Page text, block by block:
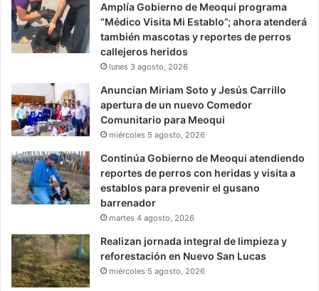
Amplía Gobierno de Meoqui programa
“Médico Visita Mi Establo”; ahora atenderá
también mascotas y reportes de perros
callejeros heridos
lunes 3 agosto, 2026
Anuncian Miriam Soto y Jesús Carrillo
apertura de un nuevo Comedor
Comunitario para Meoqui
miércoles 5 agosto, 2026
Continúa Gobierno de Meoqui atendiendo
reportes de perros con heridas y visita a
establos para prevenir el gusano
barrenador
martes 4 agosto, 2026
Realizan jornada integral de limpieza y
reforestación en Nuevo San Lucas
miércoles 5 agosto, 2026